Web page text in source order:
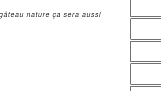
nature ça sera aussi